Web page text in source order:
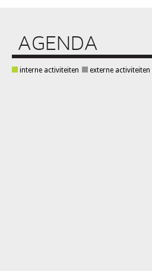
AGENDA
interne activiteiten externe activiteiten